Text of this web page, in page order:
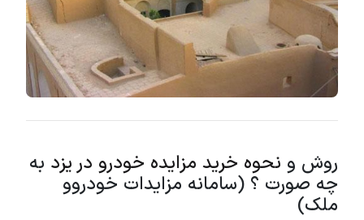
روش و نحوه خرید مزایده خودرو در یزد به
چه صورت ؟ (سامانه مزایدات خودروو
ملک)